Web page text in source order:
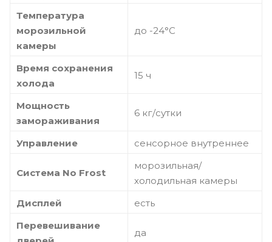
Температура
морозильной
камеры
до -24°C
Время сохранения
холода
15 ч
Мощность
замораживания
6 кг/сутки
Управление сенсорное внутреннее
Система No Frost
морозильная/
холодильная камеры
Дисплей
есть
Перевешивание
да